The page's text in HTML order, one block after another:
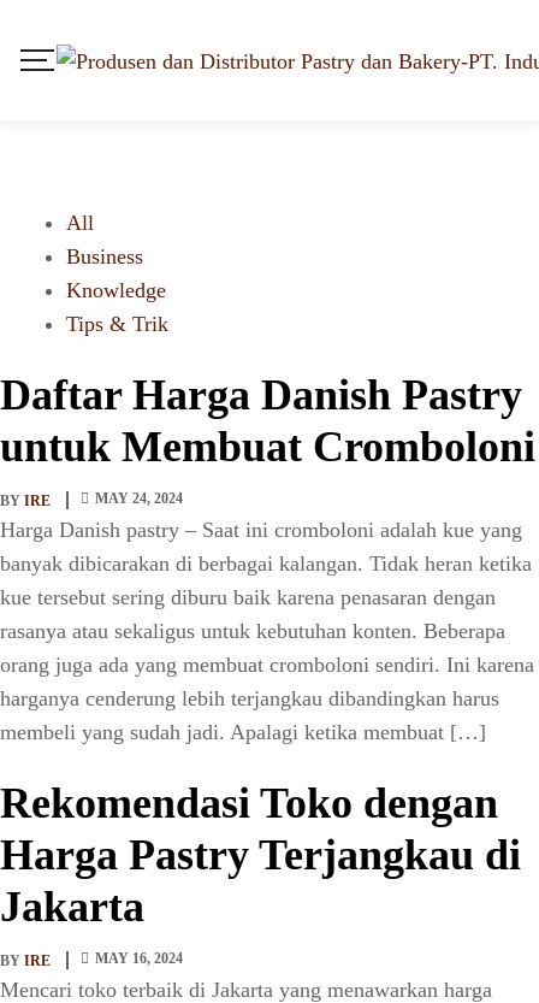
All
Business
Knowledge
Tips & Trik
Daftar Harga Danish Pastry
untuk Membuat Cromboloni
BY IRE MAY 24, 2024
Harga Danish pastry – Saat ini cromboloni adalah kue yang
banyak dibicarakan di berbagai kalangan. Tidak heran ketika
kue tersebut sering diburu baik karena penasaran dengan
rasanya atau sekaligus untuk kebutuhan konten. Beberapa
orang juga ada yang membuat cromboloni sendiri. Ini karena
harganya cenderung lebih terjangkau dibandingkan harus
membeli yang sudah jadi. Apalagi ketika membuat […]
Rekomendasi Toko dengan
Harga Pastry Terjangkau di
Jakarta
BY IRE MAY 16, 2024
Mencari toko terbaik di Jakarta yang menawarkan harga